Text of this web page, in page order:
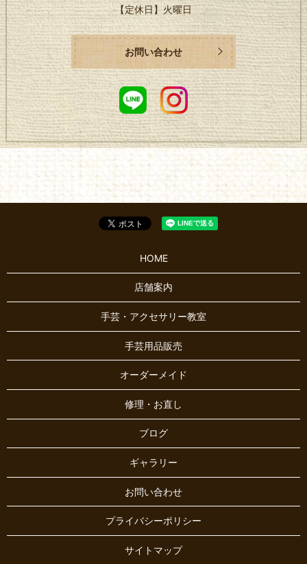
【定休日】 火曜日
お問い合わせ
HOME
店舗案内
手芸・アクセサリー教室
手芸用品販売
オーダーメイド
修理・お直し
ブログ
ギャラリー
お問い合わせ
プライバシーポリシー
サイトマップ